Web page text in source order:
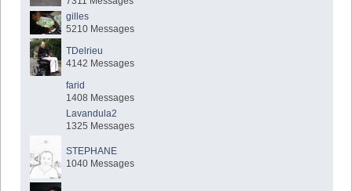
gilles
5210 Messages
TDelrieu
4142 Messages
farid
1408 Messages
Lavandula2
1325 Messages
STEPHANE
1040 Messages